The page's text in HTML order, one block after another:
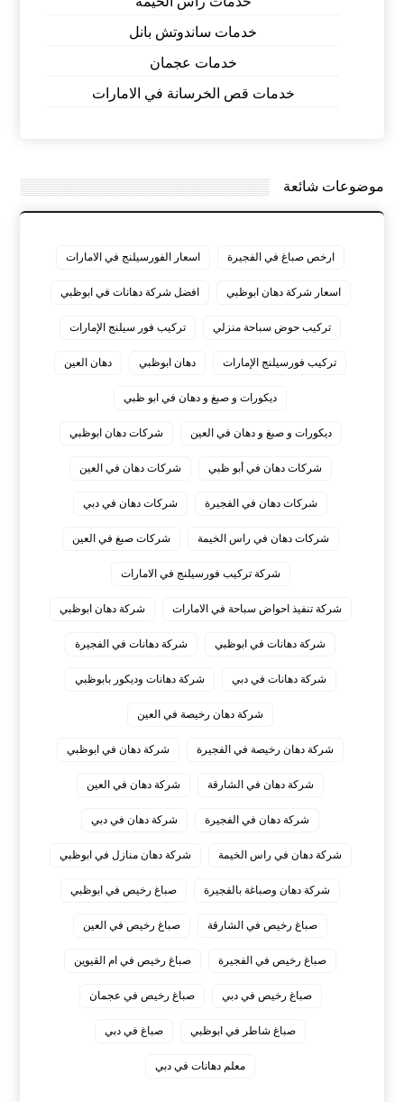
خدمات ساندوتش بانل
خدمات عجمان
خدمات قص الخرسانة في الامارات
موضوعات شائعة
ارخص صباغ في الفجيرة اسعار الفورسيلنج في الامارات
اسعار شركة دهان ابوظبي افضل شركة دهانات في ابوظبي
تركيب حوض سباحة منزلي تركيب فور سيلنج الإمارات
تركيب فورسيلنج الإمارات دهان ابوظبي دهان العين
ديكورات و صبغ و دهان في ابو ظبي
ديكورات و صبغ و دهان في العين شركات دهان ابوظبي
شركات دهان في أبو ظبي شركات دهان في العين
شركات دهان في الفجيرة شركات دهان في دبي
شركات دهان في راس الخيمة شركات صبغ في العين
شركة تركيب فورسيلنج في الامارات
شركة تنفيذ احواض سباحة في الامارات شركة دهان ابوظبي
شركة دهانات في ابوظبي شركة دهانات في الفجيرة
شركة دهانات في دبي شركة دهانات وديكور بابوظبي
شركة دهان رخيصة في العين
شركة دهان رخيصة في الفجيرة شركة دهان في ابوظبي
شركة دهان في الشارقة شركة دهان في العين
شركة دهان في الفجيرة شركة دهان في دبي
شركة دهان في راس الخيمة شركة دهان منازل في ابوظبي
شركة دهان وصباغة بالفجيرة صباغ رخيص في ابوظبي
صباغ رخيص في الشارقة صباغ رخيص في العين
صباغ رخيص في الفجيرة صباغ رخيص في ام القيوين
صباغ رخيص في دبي صباغ رخيص في عجمان
صباغ شاطر في ابوظبي صباغ في دبي
معلم دهانات في دبي